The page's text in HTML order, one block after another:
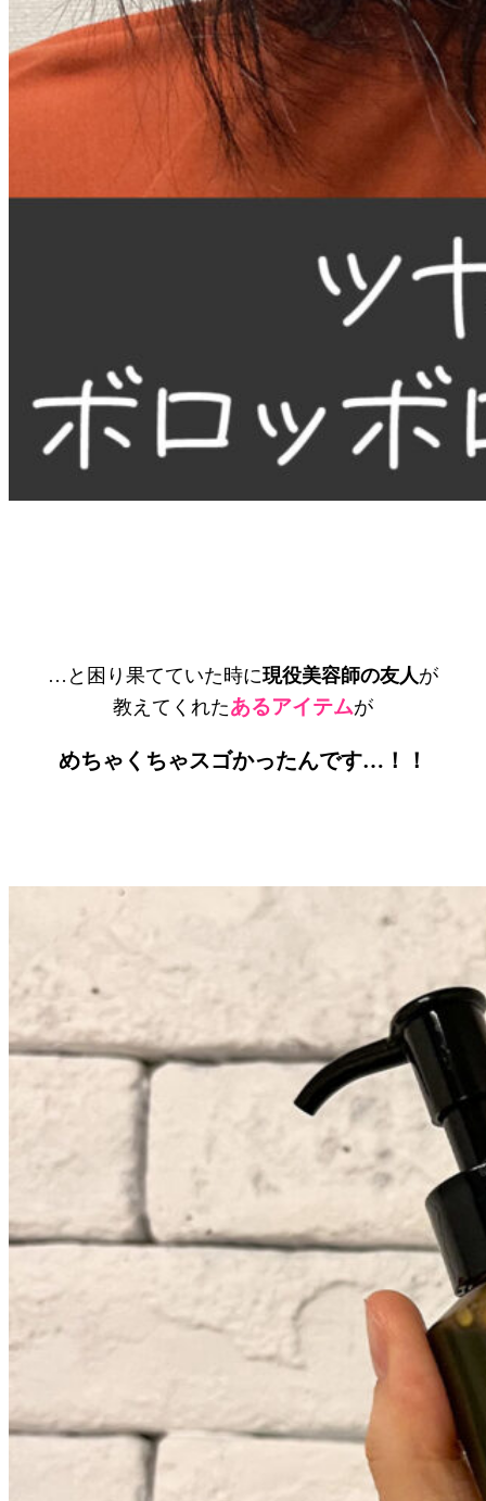
…と困り果てていた時に現役美容師の友人が
教えてくれたあるアイテムが
めちゃくちゃスゴかったんです…！！